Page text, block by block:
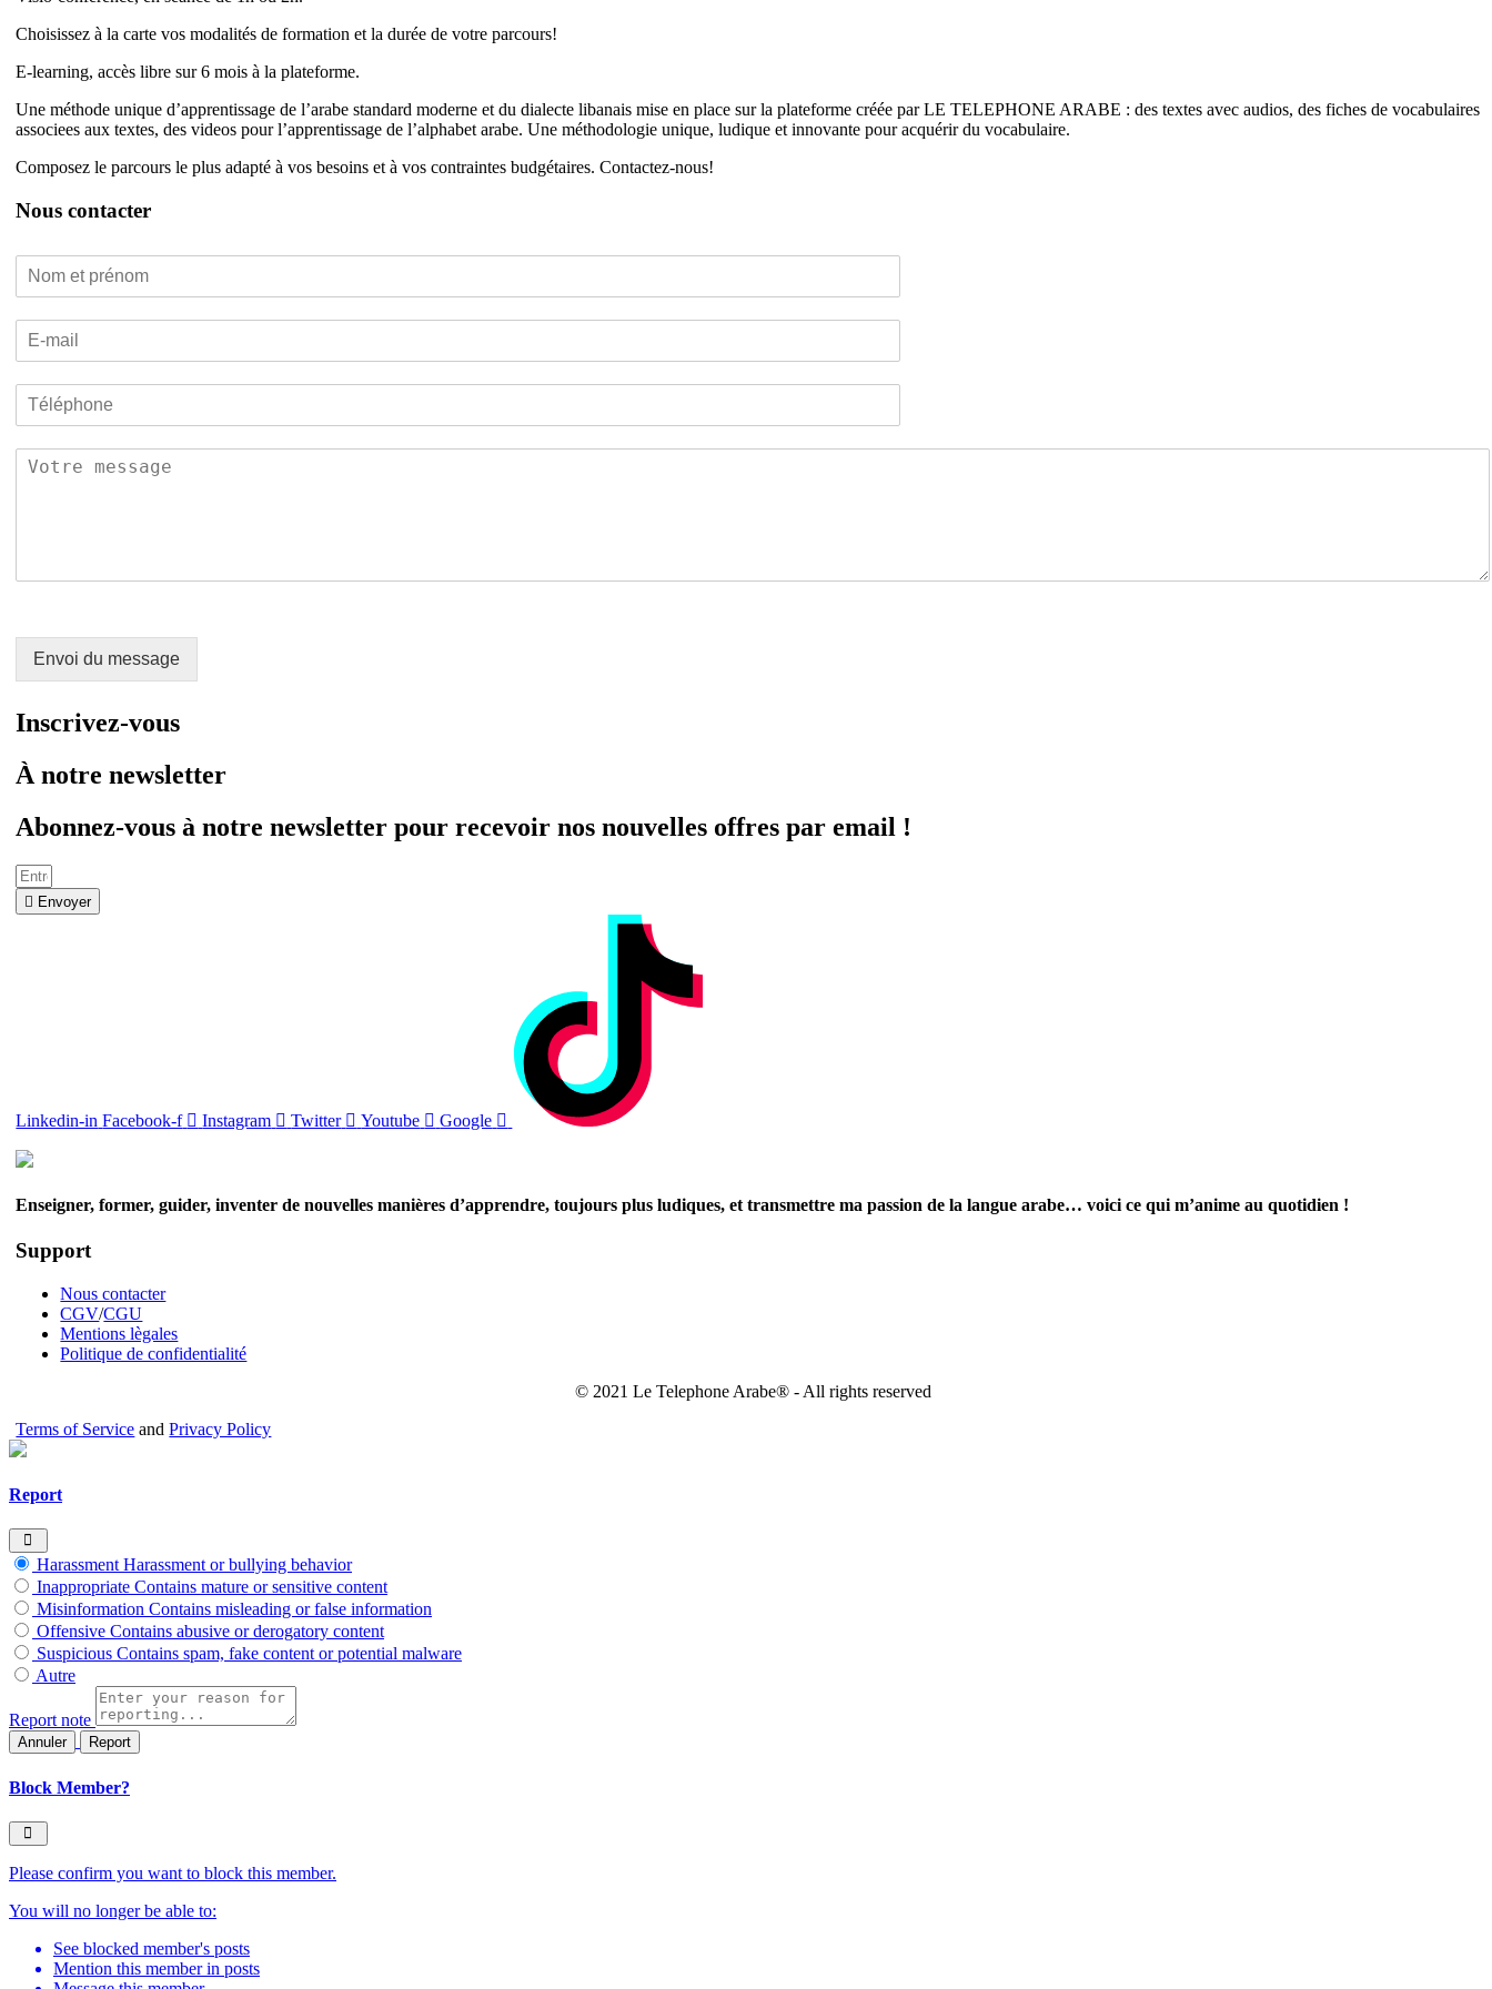
Choisissez à la carte vos modalités de formation et la durée de votre parcours!
E-learning, accès libre sur 6 mois à la plateforme.
Une méthode unique d’apprentissage de l’arabe standard moderne et du dialecte libanais mise en place sur la plateforme créée par LE TELEPHONE ARABE : des textes avec audios, des fiches de vocabulaires
associees aux textes, des videos pour l’apprentissage de l’alphabet arabe. Une méthodologie unique, ludique et innovante pour acquérir du vocabulaire.
Composez le parcours le plus adapté à vos besoins et à vos contraintes budgétaires. Contactez-nous!
Nous contacter
Envoi du message
Inscrivez-vous
À notre newsletter
Abonnez-vous à notre newsletter pour recevoir nos nouvelles offres par email !
Envoyer
Linkedin-in Facebook-f Instagram Twitter Youtube Google
Enseigner, former, guider, inventer de nouvelles manières d’apprendre, toujours plus ludiques, et transmettre ma passion de la langue arabe… voici ce qui m’anime au quotidien !
Support
Nous contacter
CGV/CGU
Mentions lègales
Politique de confidentialité
© 2021 Le Telephone Arabe® - All rights reserved
Terms of Service andPrivacy Policy
Report
Harassment Harassment or bullying behavior
Inappropriate Contains mature or sensitive content
Misinformation Contains misleading or false information
Offensive Contains abusive or derogatory content
Suspicious Contains spam, fake content or potential malware
Autre
Report note
Report
Block Member?
Please confirm you want to block this member.
You will no longer be able to:
See blocked member's posts
Mention this member in posts